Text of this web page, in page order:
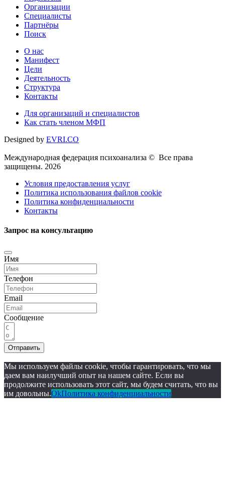
Организации
Специалисты
Партнёры
Поиск
О нас
Манифест
Цели
Деятельность
Структура
Контакты
Для организаций и специалистов
Как стать членом МФП
Designed by EVRI.CO
Международная федерация психоанализа © Все права
защищены. 2026
Условия предоставления услуг
Политика использования файлов cookie
Политика конфиденциальности
Контакты
Запрос на консультацию
Имя
Телефон
Email
Сообщение
Отправить
Мы используем файлы cookie, чтобы гарантировать, что мы
даем вам наилучший опыт на нашем сайте. Если вы
продолжите использовать этот сайт, мы будем считать, что вы
им довольны.OkПолитика конфиденциальности